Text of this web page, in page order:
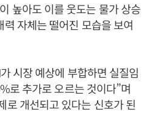
높아도 이를 웃도는 물가 상승
자체는 떨어진 모습을 보여
시장 예상에 부합하면 실질임
로 추가로 오르는 것이다”며
로 개선되고 있다는 신호가 된